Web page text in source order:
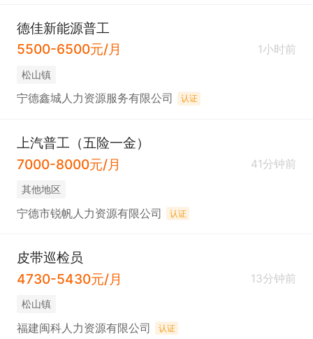
德佳新能源普工
5500-6500元/月
1小时前
松山镇
宁德鑫城人力资源服务有限公司 认证
上汽普工（五险一金）
7000-8000元/月
41分钟前
其他地区
宁德市锐帆人力资源有限公司 认证
皮带巡检员
4730-5430元/月
13分钟前
松山镇
福建闽科人力资源有限公司 认证